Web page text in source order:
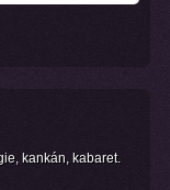
kankán, kabaret.